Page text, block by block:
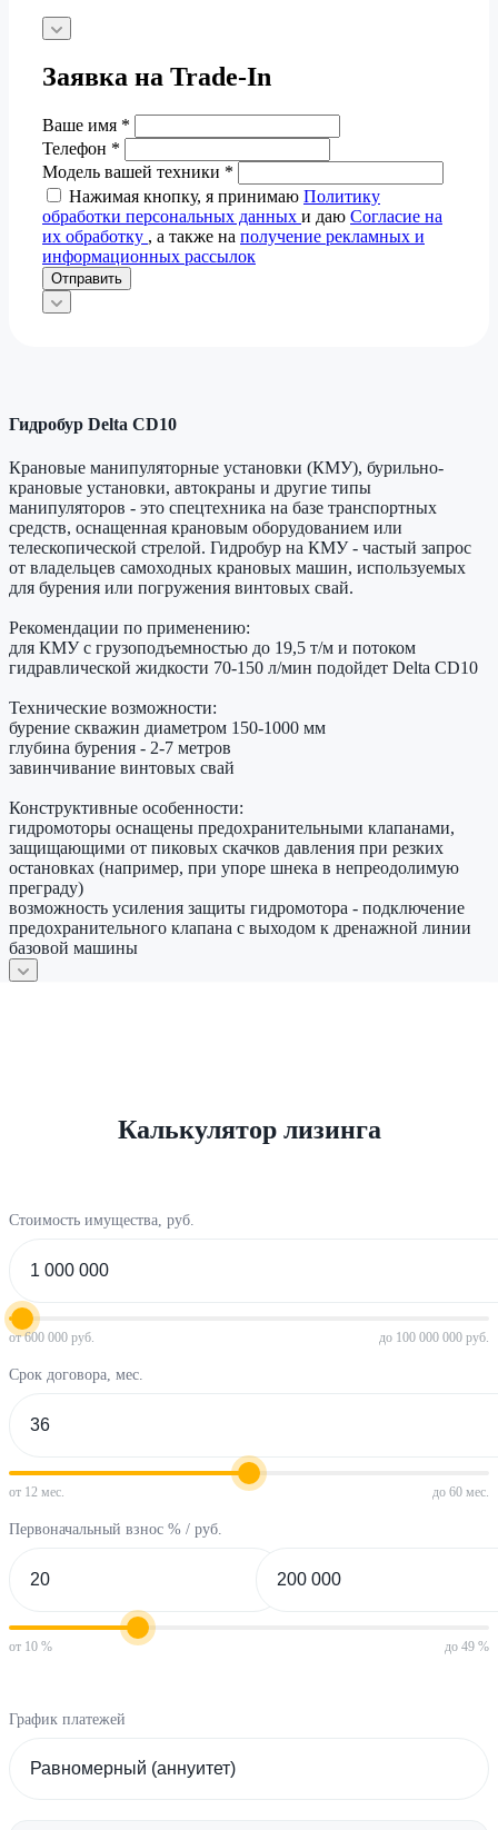
Заявка на Trade-In
Ваше имя *
Телефон *
Модель вашей техники *
Нажимая кнопку, я принимаю Политику
обработки персональных данных и даю Согласие на
их обработку , а также на получение рекламных и
информационных рассылок
Отправить
Гидробур Delta CD10
Крановые манипуляторные установки (КМУ), бурильно-
крановые установки, автокраны и другие типы
манипуляторов - это спецтехника на базе транспортных
средств, оснащенная крановым оборудованием или
телескопической стрелой. Гидробур на КМУ - частый запрос
от владельцев самоходных крановых машин, используемых
для бурения или погружения винтовых свай.
Рекомендации по применению:
для КМУ с грузоподъемностью до 19,5 т/м и потоком
гидравлической жидкости 70-150 л/мин подойдет Delta CD10
Технические возможности:
бурение скважин диаметром 150-1000 мм
глубина бурения - 2-7 метров
завинчивание винтовых свай
Конструктивные особенности:
гидромоторы оснащены предохранительными клапанами,
защищающими от пиковых скачков давления при резких
остановках (например, при упоре шнека в непреодолимую
преграду)
возможность усиления защиты гидромотора - подключение
предохранительного клапана с выходом к дренажной линии
базовой машины
Калькулятор лизинга
Стоимость имущества, руб.
от 600 000 руб. до 100 000 000 руб.
Срок договора, мес.
от 12 мес. до 60 мес.
Первоначальный взнос % / руб.
от 10 % до 49 %
График платежей